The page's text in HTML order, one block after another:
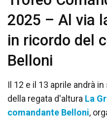
2025 – Al via
in ricordo del
Belloni
Il 12 e il 13 aprile andrà
della regata d'altura La
comandante Belloni,